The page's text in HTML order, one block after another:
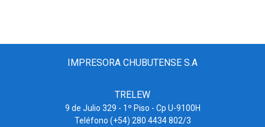
IMPRESORA CHUBUTENSE S.A
TRELEW
9 de Julio 329 - 1º Piso - Cp U-9100H
Teléfono (+54) 280 4434 802/3